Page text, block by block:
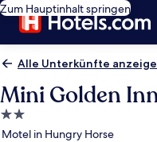
Zum Hauptinhalt springen
Alle Unterkünfte
Mini Golden
2.0-
Sterne-
Motel in Hungry Horse